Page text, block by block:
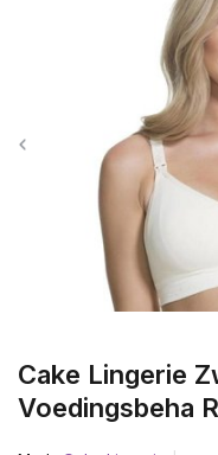
Cake Lingerie
Voedingsbeha